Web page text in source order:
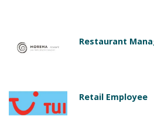
Restaurant
Retail Employee